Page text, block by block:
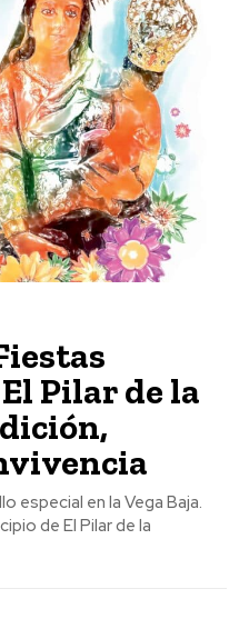
Pilar de la
especial en la Vega Baja.
de El Pilar de la